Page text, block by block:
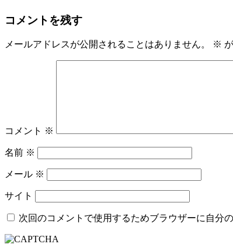
コメントを残す
メールアドレスが公開されることはありません。 ※
コメント ※
名前 ※
メール ※
サイト
次回のコメントで使用するためブラウザーに自分